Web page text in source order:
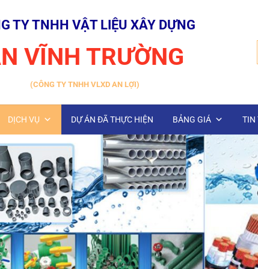
TY TNHH VẬT LIỆU XÂY DỰNG
VĨNH TRƯỜNG
(CÔNG TY TNHH VLXD AN LỢI)
DỊCH VỤ DỰ ÁN ĐÃ THỰC HIỆN BẢNG GIÁ TIN